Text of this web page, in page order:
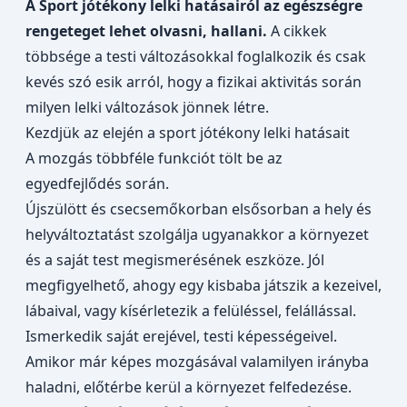
A Sport jótékony lelki hatásairól az egészségre
rengeteget lehet olvasni, hallani. A cikkek
többsége a testi változásokkal foglalkozik és csak
kevés szó esik arról, hogy a fizikai aktivitás során
milyen lelki változások jönnek létre.
Kezdjük az elején a sport jótékony lelki hatásait
A mozgás többféle funkciót tölt be az
egyedfejlődés során.
Újszülött és csecsemőkorban elsősorban a hely és
helyváltoztatást szolgálja ugyanakkor a környezet
és a saját test megismerésének eszköze. Jól
megfigyelhető, ahogy egy kisbaba játszik a kezeivel,
lábaival, vagy kísérletezik a felüléssel, felállással.
Ismerkedik saját erejével, testi képességeivel.
Amikor már képes mozgásával valamilyen irányba
haladni, előtérbe kerül a környezet felfedezése.